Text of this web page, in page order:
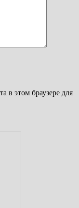
в этом браузере для